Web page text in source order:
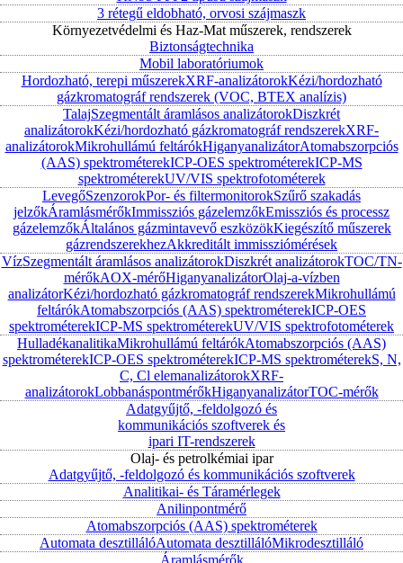
3 rétegű eldobható, orvosi szájmaszk
Környezetvédelmi és Haz-Mat műszerek, rendszerek
Biztonságtechnika
Mobil laboratóriumok
Hordozható, terepi műszerekXRF-analizátorokKézi/hordozható
gázkromatográf rendszerek (VOC, BTEX analízis)
TalajSzegmentált áramlásos analizátorokDiszkrét
analizátorokKézi/hordozható gázkromatográf rendszerekXRF-
analizátorokMikrohullámú feltárókHiganyanalizátorAtomabszorpciós
(AAS) spektrométerekICP-OES spektrométerekICP-MS
spektrométerekUV/VIS spektrofotométerek
LevegőSzenzorokPor- és filtermonitorokSzűrő szakadás
jelzőkÁramlásmérőkImmissziós gázelemzőkEmissziós és processz
gázelemzőkÁltalános gázmintavevő eszközökKiegészítő műszerek
gázrendszerekhezAkkreditált immissziómérések
VízSzegmentált áramlásos analizátorokDiszkrét analizátorokTOC/TN-
mérőkAOX-mérőHiganyanalizátorOlaj-a-vízben
analizátorKézi/hordozható gázkromatográf rendszerekMikrohullámú
feltárókAtomabszorpciós (AAS) spektrométerekICP-OES
spektrométerekICP-MS spektrométerekUV/VIS spektrofotométerek
HulladékanalitikaMikrohullámú feltárókAtomabszorpciós (AAS)
spektrométerekICP-OES spektrométerekICP-MS spektrométerekS, N,
C, Cl elemanalizátorokXRF-
analizátorokLobbanáspontmérőkHiganyanalizátorTOC-mérők
Adatgyűjtő, -feldolgozó és
kommunikációs szoftverek és
ipari IT-rendszerek
Olaj- és petrolkémiai ipar
Adatgyűjtő, -feldolgozó és kommunikációs szoftverek
Analitikai- és Táramérlegek
Anilinpontmérő
Atomabszorpciós (AAS) spektrométerek
Automata desztillálóAutomata desztillálóMikrodesztilláló
Áramlásmérők